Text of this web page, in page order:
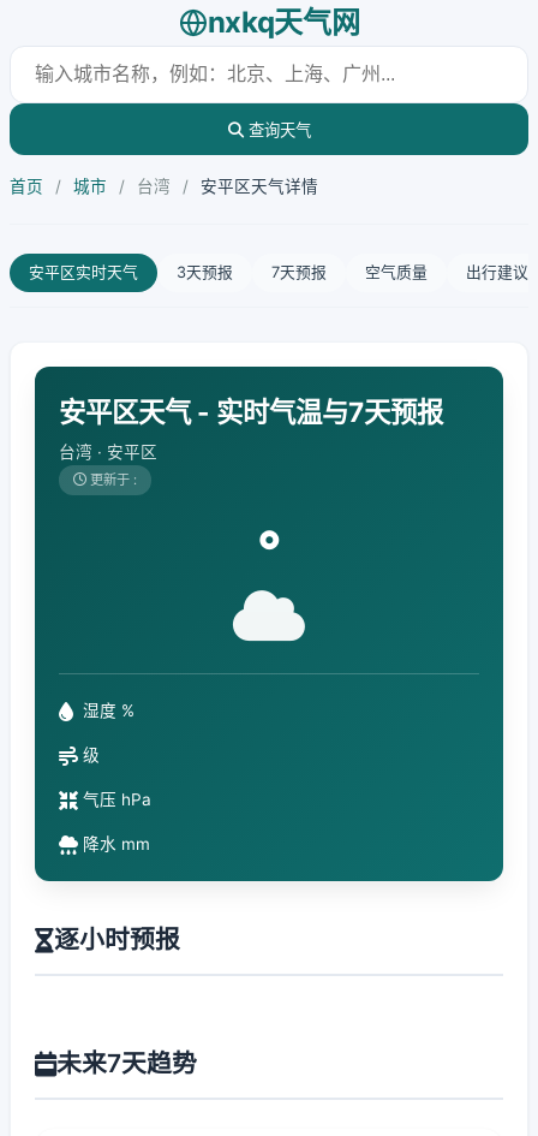
nxkq天气网
查询天气
首页 / 城市 / 台湾 / 安平区天气详情
安平区实时天气 3天预报 7天预报 空气质量 出行建议
安平区天气 - 实时气温与7天预报
台湾 · 安平区
更新于 :
°
湿度 %
级
气压 hPa
降水 mm
逐小时预报
未来7天趋势